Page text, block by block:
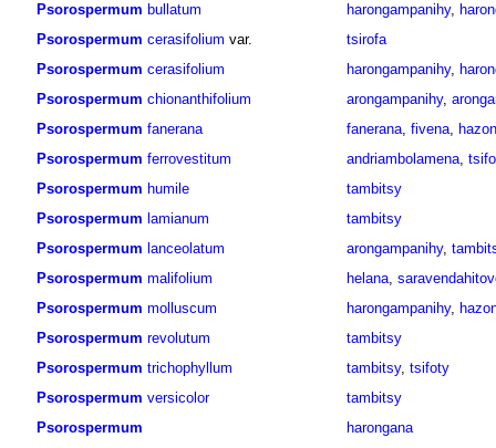
Psorospermum bullatum harongampanihy,
Psorospermum cerasifolium var.
tsirofa
Psorospermum cerasifolium harongampanihy,
Psorospermum chionanthifolium arongampanihy,
Psorospermum fanerana fanerana, fivena,
Psorospermum ferrovestitum andriambolamena,
Psorospermum humile
tambitsy
Psorospermum lamianum
tambitsy
Psorospermum lanceolatum arongampanihy,
Psorospermum malifolium helana,
Psorospermum molluscum harongampanihy,
Psorospermum revolutum
tambitsy
Psorospermum trichophyllum tambitsy, tsifoty
Psorospermum versicolor
tambitsy
Psorospermum
harongana